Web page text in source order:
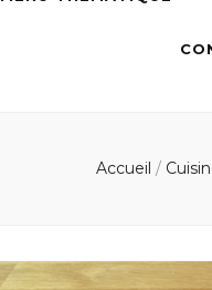
Accueil /